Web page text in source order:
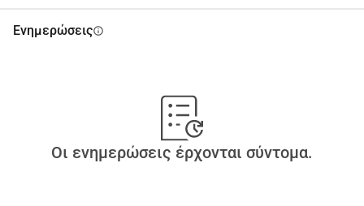
Ενημερώσειςinfo
Οι ενημερώσεις έρχονται σύντομα.